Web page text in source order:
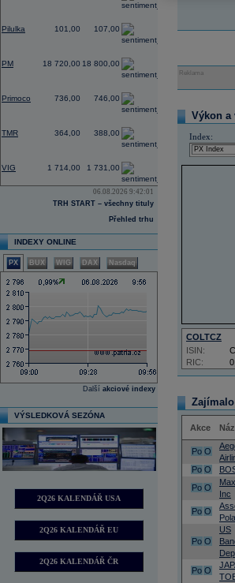
Pilulka 101,00 107,00
PM 18 720,00 18 800,00
Primoco 736,00 746,00
TMR 364,00 388,00
VIG 1 714,00 1 731,00
06.08.2026 9:42:01
TRH START – všechny tituly
Přehled trhu
INDEXY ONLINE
PX BUX WIG DAX Nasdaq
Další akciové indexy
VÝSLEDKOVÁ SEZÓNA
2Q26 KALENDÁŘ USA
2Q26 KALENDÁŘ EU
2Q26 KALENDÁŘ ČR
Reklama
Výkon a
Index:
COLTCZ
RIC:
ISIN:
Akce
Po O
Po O
Po O
Inc
Po O
Po O
US
Po O